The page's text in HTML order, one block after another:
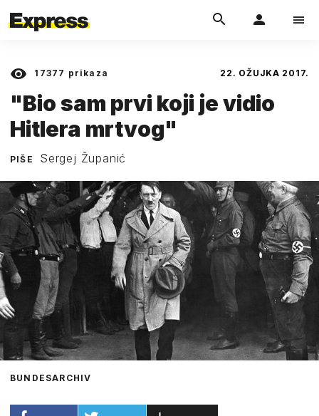
17377 prikaza 22. OŽUJKA 2017.
"Bio sam prvi koji je vidio
Hitlera mrtvog"
PIŠE Sergej Županić
BUNDESARCHIV